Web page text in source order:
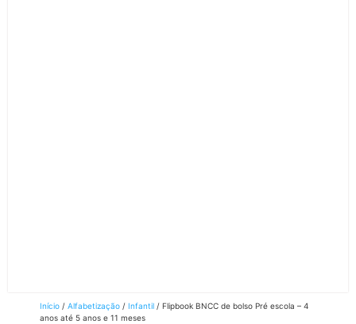
Início / Alfabetização / Infantil / Flipbook BNCC de bolso Pré escola – 4
anos até 5 anos e 11 meses